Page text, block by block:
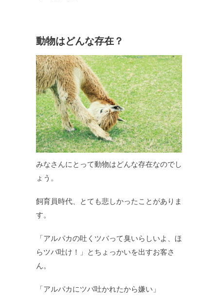
動物はどんな存在？
みなさんにとって動物はどんな存在なのでし
ょう。
飼育員時代、とても悲しかったことがありま
す。
「アルパカの吐くツバって臭いらしいよ、ほ
らツバ吐け！」とちょっかいを出すお客さ
ん。
「アルパカにツバ吐かれたから嫌い」